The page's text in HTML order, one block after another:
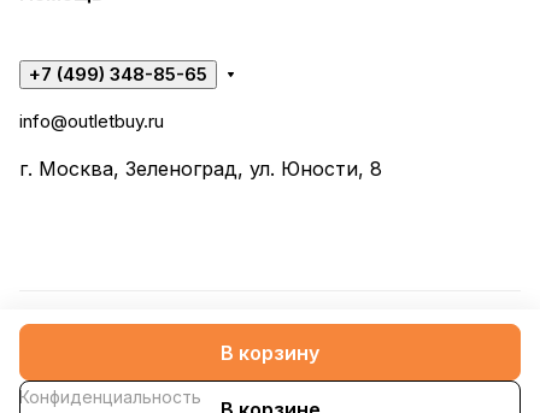
В корзину
+7 (499) 348-85-65
info@outletbuy.ru
г. Москва, Зеленоград, ул. Юности, 8
Конфиденциальность